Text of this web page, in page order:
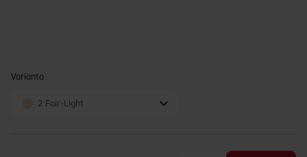
Varianta
2 Fair-Light